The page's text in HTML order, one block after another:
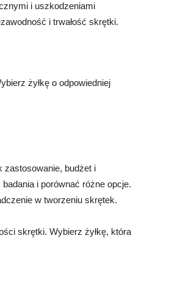
i uszkodzeniami
i trwałość skrętki.
żyłkę o odpowiedniej
zastosowanie, budżet i
i porównać różne opcje.
w tworzeniu skrętek.
skrętki. Wybierz żyłkę, która